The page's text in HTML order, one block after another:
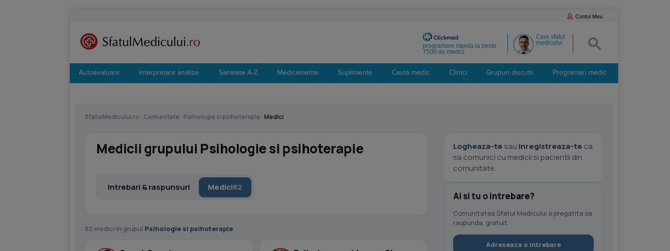
Contul Meu
Cere sfatul
medicului
programare rapida la peste
7500 de medici
Autoevaluare Interpretare analize Sanatate A-Z Medicamente Suplimente Cauta medic Clinici Grupuri discutii Programari medic
SfatulMedicului.ro Comunitate Psihologie si psihoterapie Medici
Medicii grupului Psihologie si psihoterapie
Intrebari & raspunsuri Medici82
82 medici in grupul Psihologie si psihoterapie
Logheaza-te sau inregistreaza-te ca
sa comunici cu medicii si pacientii din
comunitate.
Ai si tu o intrebare?
Comunitatea Sfatul Medicului e pregatita sa
raspunda, gratuit.
Adreseaza o intrebare